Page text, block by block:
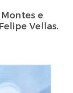
e
Vellas.